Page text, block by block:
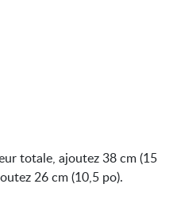
totale, ajoutez 38 cm (15
26 cm (10,5 po).